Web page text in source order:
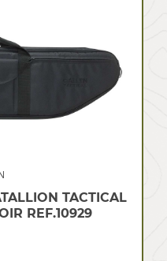
TACTICAL
REF.10929